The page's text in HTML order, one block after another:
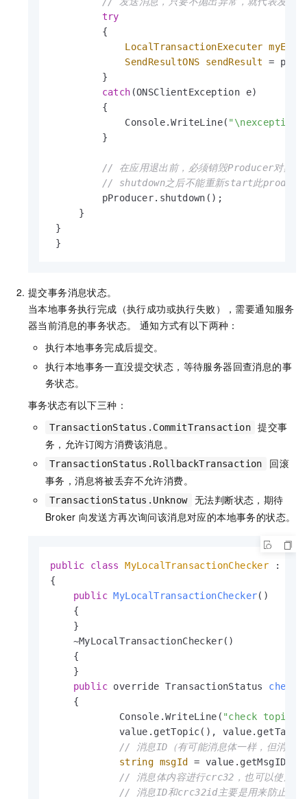
try
         {
LocalTransactionExecuter
SendResultONS
sendResult =
         }
catch (ONSClientException e)
         {
             Console.WriteLine(
"\nexception
         }
// 在应用退出前，必须销毁Producer对象，
// shutdown之后不能重新start此
         pProducer.shutdown();
     }
}
}
提交事务消息状态。
当本地事务执行完成（执行成功或执行失败），需要通知服务
器当前消息的事务状态。 通知方式有以下两种：
执行本地事务完成后提交。
执行本地事务一直没提交状态，等待服务器回查消息的事
务状态。
事务状态有以下三种：
TransactionStatus.CommitTransaction
提交事
务，允许订阅方消费该消息。
TransactionStatus.RollbackTransaction
回滚
事务，消息将被丢弃不允许消费。
TransactionStatus.Unknow
无法判断状态，期待
Broker 向发送方再次询问该消息对应的本地事务的状态。
public class MyLocalTransactionChecker :
{
public MyLocalTransactionChecker()
    {
    }
    ~MyLocalTransactionChecker()
    {
    }
public override TransactionStatus check
    {
            Console.WriteLine(
"check topic:
value.getTopic(),
// 消息ID（有可能消息体一样，但消息
string msgId = value.getMsgID();
// 消息体内容进行crc32，也可以使用其
// 消息ID和crc32id主要是用来防止消息